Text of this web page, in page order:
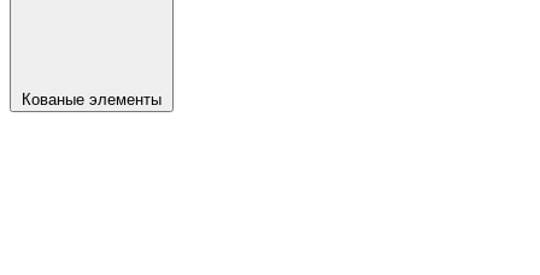
Кованые элементы